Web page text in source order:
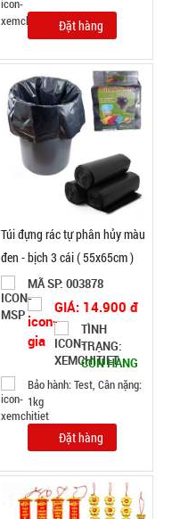
VAT )
16.000 đ
TÌNH
TRẠNG:
CÒN HÀNG
hành:
Test;
Cân nặng:
Đặt
Tripod 3
mini nhiều
màu
001168
GIÁ:
Đặt hàng
Túi đựng rác tự phân hủy màu
đen - bịch 3 cái ( 55x65cm )
MÃ SP: 003878
GIÁ: 14.900 đ
TÌNH
TRẠNG:
CÒN HÀNG
Bảo hành: Test, Cân nặng:
1kg
Đặt hàng